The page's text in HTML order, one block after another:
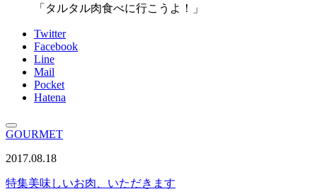
「タルタル肉食べに行こうよ！」
Twitter
Facebook
Line
Mail
Pocket
Hatena
GOURMET
2017.08.18
特集美味しいお肉、いただきます